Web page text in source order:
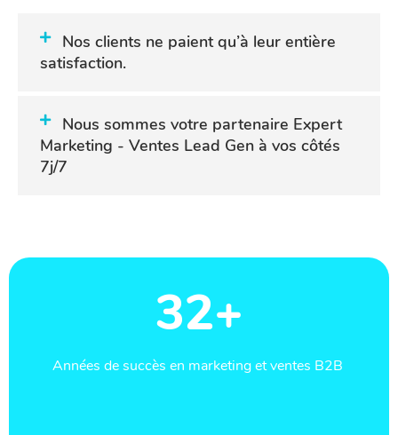
Nos clients ne paient qu’à leur entière
satisfaction.
Nous sommes votre partenaire Expert
Marketing - Ventes Lead Gen à vos côtés
7j/7
32+
Années de succès en marketing et ventes B2B